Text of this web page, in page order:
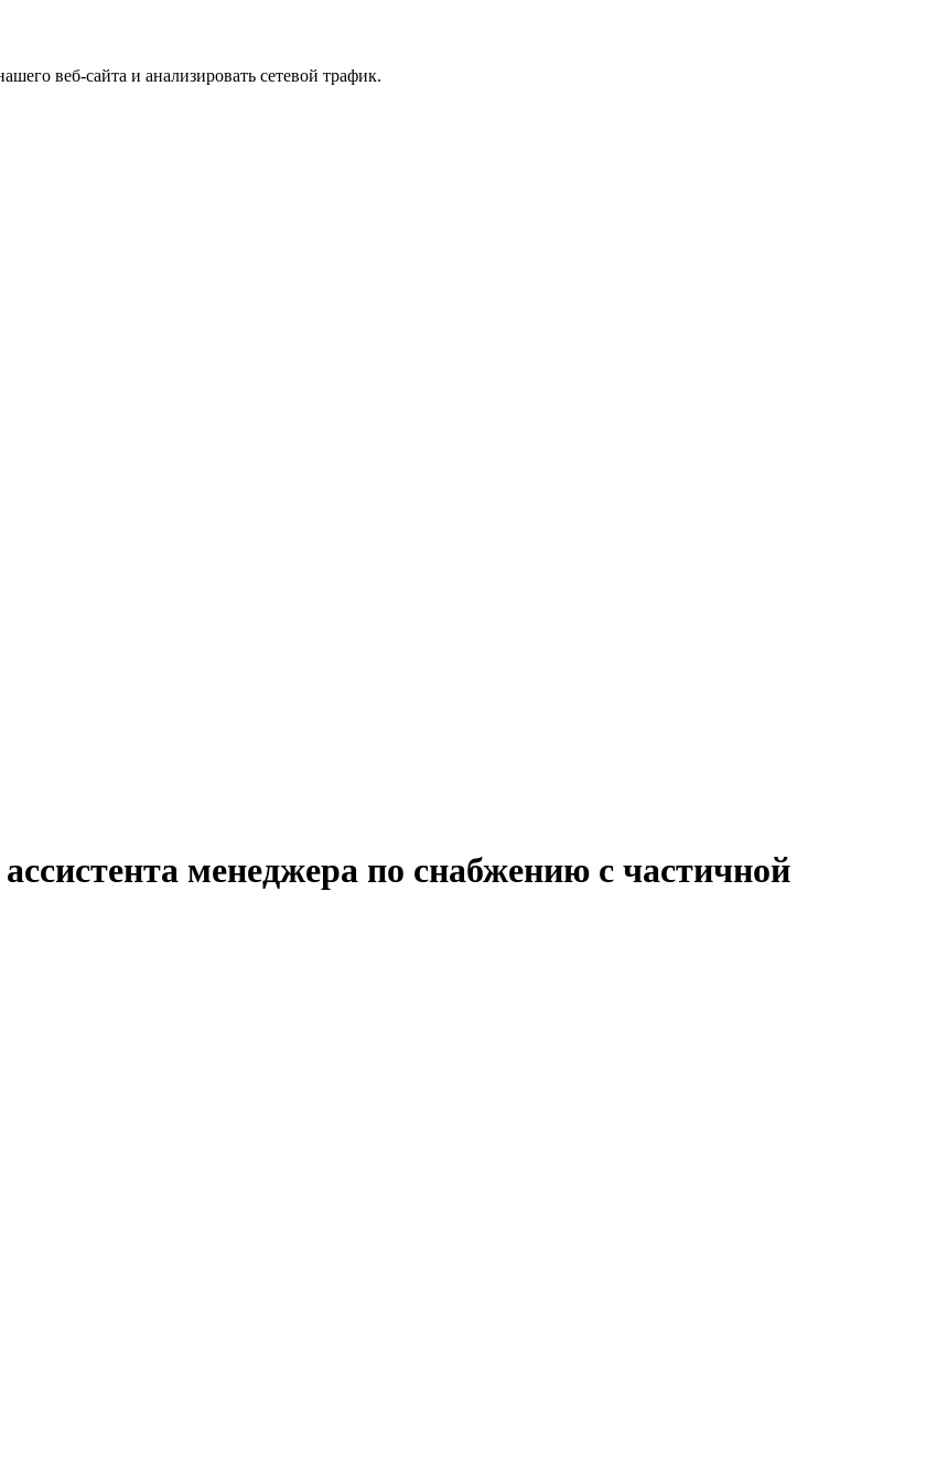
веб-сайта и анализировать сетевой трафик.
менеджера по снабжению с частичной